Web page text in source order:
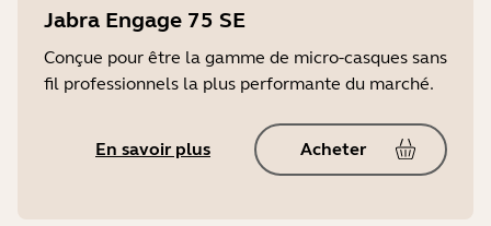
Jabra Engage 75 SE
Conçue pour être la gamme de micro-casques sans
fil professionnels la plus performante du marché.
En savoir plus Acheter